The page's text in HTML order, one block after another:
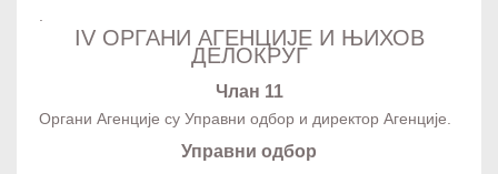
IV ОРГАНИ АГЕНЦИЈЕ И ЊИХОВ
ДЕЛОКРУГ
Члан 11
Органи Агенције су Управни одбор и директор Агенције.
Управни одбор